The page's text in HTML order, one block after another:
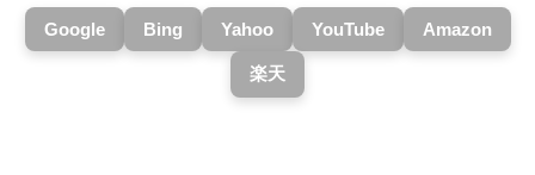
Google Bing Yahoo YouTube Amazon
楽天